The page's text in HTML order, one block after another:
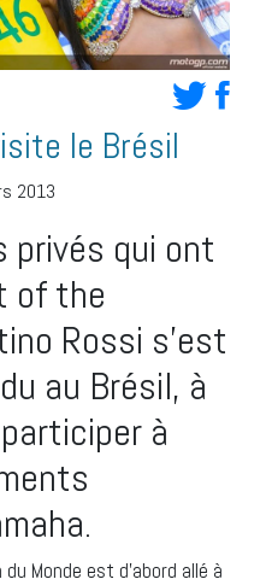
le Brésil
2013
privés qui ont
of the
Rossi s’est
au Brésil, à
à
Monde est d’abord allé à